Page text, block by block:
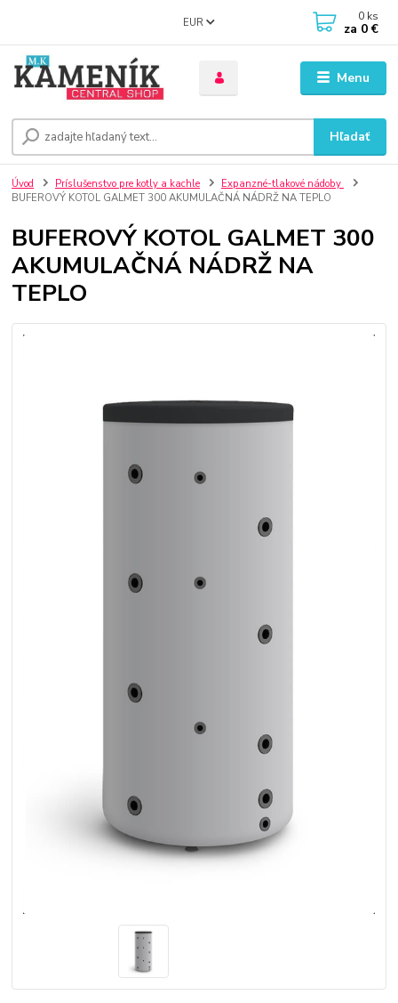
Menu
EUR
Hľadať
0 ks
za 0 €
Úvod Príslušenstvo pre kotly a kachle
Expanzné-tlakové nádoby
BUFEROVÝ KOTOL GALMET 300 AKUMULAČNÁ NÁDRŽ NA TEPLO
BUFEROVÝ KOTOL GALMET 300
AKUMULAČNÁ NÁDRŽ NA
TEPLO